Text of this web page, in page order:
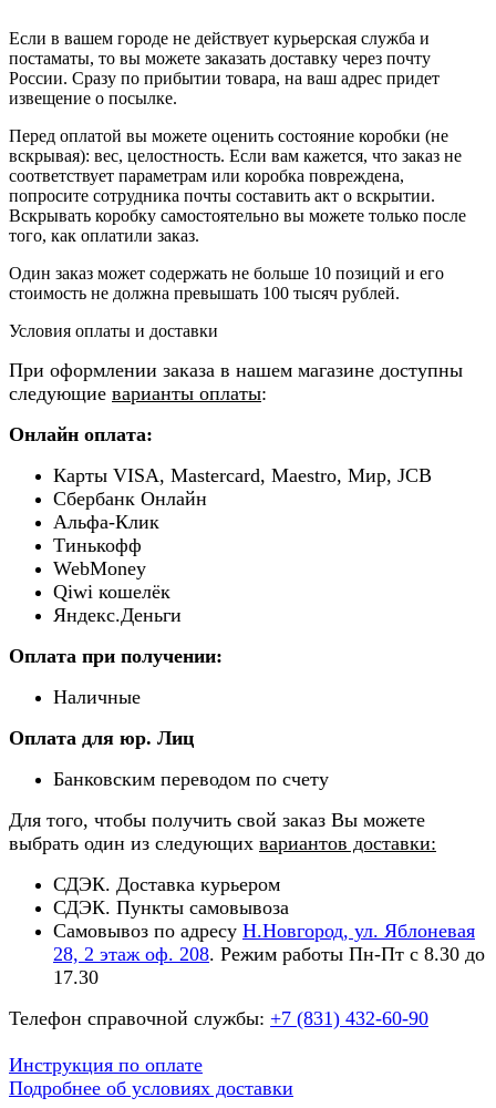
Если в вашем городе не действует курьерская служба и
постаматы, то вы можете заказать доставку через почту
России. Сразу по прибытии товара, на ваш адрес придет
извещение о посылке.
Перед оплатой вы можете оценить состояние коробки (не
вскрывая): вес, целостность. Если вам кажется, что заказ не
соответствует параметрам или коробка повреждена,
попросите сотрудника почты составить акт о вскрытии.
Вскрывать коробку самостоятельно вы можете только после
того, как оплатили заказ.
Один заказ может содержать не больше 10 позиций и его
стоимость не должна превышать 100 тысяч рублей.
Условия оплаты и доставки
При оформлении заказа в нашем магазине доступны
следующие варианты оплаты:
Онлайн оплата:
Карты VISA, Mastercard, Maestro, Мир, JCB
Сбербанк Онлайн
Альфа-Клик
Тинькофф
WebMoney
Qiwi кошелёк
Яндекс.Деньги
Оплата при получении:
Наличные
Оплата для юр. Лиц
Банковским переводом по счету
Для того, чтобы получить свой заказ Вы можете
выбрать один из следующих вариантов доставки:
СДЭК. Доставка курьером
СДЭК. Пункты самовывоза
Самовывоз по адресу Н.Новгород, ул. Яблоневая
28, 2 этаж оф. 208. Режим работы Пн-Пт с 8.30 до
17.30
Телефон справочной службы: +7 (831) 432-60-90
Инструкция по оплате
Подробнее об условиях доставки